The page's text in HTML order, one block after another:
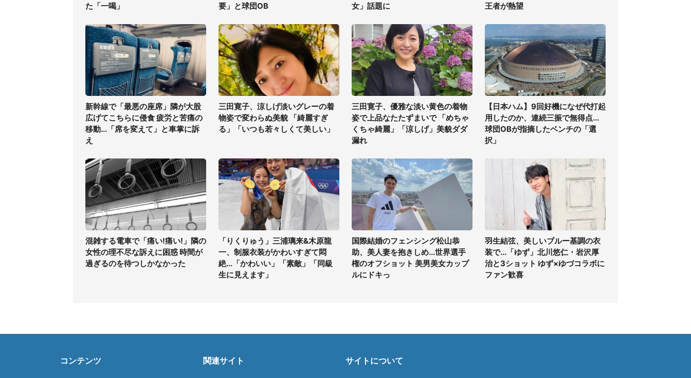
た「一喝」
要」と球団OB
女」話題に
王者が熱望
新幹線で「最悪の座席」隣が大股
広げてこちらに侵食 疲労と苦痛の
移動...「席を変えて」と車掌に訴
え
三田寛子、涼しげ淡いグレーの着
物姿で変わらぬ美貌 「綺麗すぎ
る」「いつも若々しくて美しい」
三田寛子、優雅な淡い黄色の着物
姿で上品なたたずまいで 「めちゃ
くちゃ綺麗」「涼しげ」美貌ダダ
漏れ
【日本ハム】9回好機になぜ代打起
用したのか、連続三振で無得点...
球団OBが指摘したベンチの「選
択」
混雑する電車で「痛い!痛い!」隣の
女性の理不尽な訴えに困惑 時間が
過ぎるのを待つしかなかった
「りくりゅう」三浦璃来&木原龍
一、制服衣装がかわいすぎて悶
絶...「かわいい」「素敵」「同級
生に見えます」
国際結婚のフェンシング松山恭
助、美人妻を抱きしめ...世界選手
権のオフショット 美男美女カップ
ルにドキっ
羽生結弦、美しいブルー基調の衣
装で...「ゆず」北川悠仁・岩沢厚
治と3ショット ゆず×ゆづコラボに
ファン歓喜
コンテンツ 関連サイト サイトについて